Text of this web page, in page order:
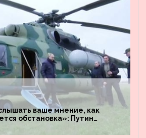
ваше мнение, как
обстановка»: Путин
«Восток»